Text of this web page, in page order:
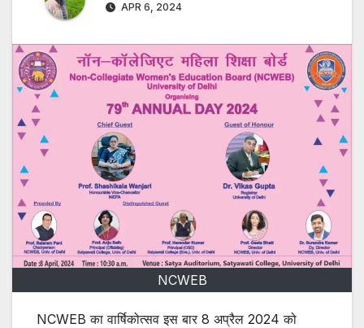
APR 6, 2024
NCWEB
NCWEB का वार्षिकोत्सव इस बार 8 अप्रैल 2024 को